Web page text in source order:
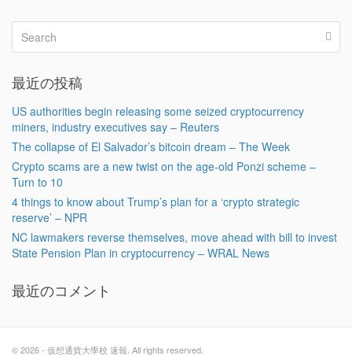
最近の投稿
US authorities begin releasing some seized cryptocurrency
miners, industry executives say – Reuters
The collapse of El Salvador’s bitcoin dream – The Week
Crypto scams are a new twist on the age-old Ponzi scheme –
Turn to 10
4 things to know about Trump’s plan for a ‘crypto strategic
reserve’ – NPR
NC lawmakers reverse themselves, move ahead with bill to invest
State Pension Plan in cryptocurrency – WRAL News
最近のコメント
© 2026 - 仮想通貨大學校 速報. All rights reserved.